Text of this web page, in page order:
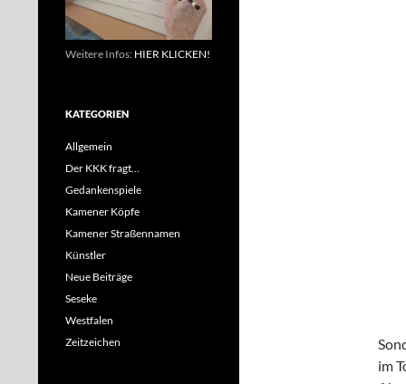
im
Weitere Infos: HIER KLICKEN!
KATEGORIEN
Allgemein
Der KKK fragt…
Gedankenspiele
Kamener Köpfe
Kamener Straßennamen
Künstler
Neue Beiträge
Seseke
Westfalen
Zeitzeichen